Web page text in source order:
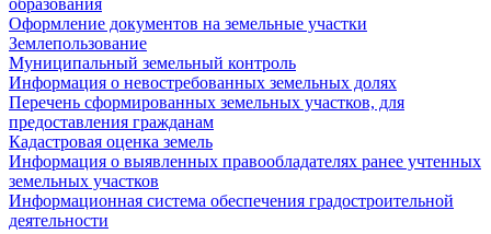
образования
Оформление документов на земельные участки
Землепользование
Муниципальный земельный контроль
Информация о невостребованных земельных долях
Перечень сформированных земельных участков, для
предоставления гражданам
Кадастровая оценка земель
Информация о выявленных правообладателях ранее учтенных
земельных участков
Информационная система обеспечения градостроительной
деятельности